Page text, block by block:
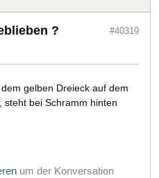
? #40319
gelben Dreieck auf dem
steht bei Schramm hinten
um der Konversation